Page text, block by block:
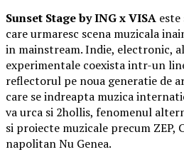
Sunset Stage by ING x VISA
care urmaresc scena muzicala
in mainstream. Indie, electronic,
experimentale coexista intr-un
reflectorul pe noua generatie de
care se indreapta muzica
va urca si 2hollis, fenomenul
si proiecte muzicale precum ZEP,
napolitan Nu Genea.